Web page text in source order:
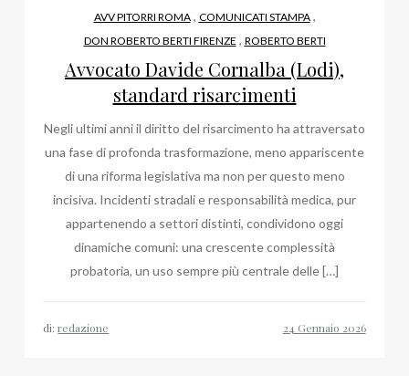
AVV PITORRI ROMA, COMUNICATI STAMPA,
DON ROBERTO BERTI FIRENZE , ROBERTO BERTI
Avvocato Davide Cornalba (Lodi),
standard risarcimenti
Negli ultimi anni il diritto del risarcimento ha attraversato
una fase di profonda trasformazione, meno appariscente
di una riforma legislativa ma non per questo meno
incisiva. Incidenti stradali e responsabilità medica, pur
appartenendo a settori distinti, condividono oggi
dinamiche comuni: una crescente complessità
probatoria, un uso sempre più centrale delle […]
di:redazione